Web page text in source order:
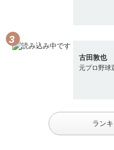
古田敦也
元プロ野球
ラン